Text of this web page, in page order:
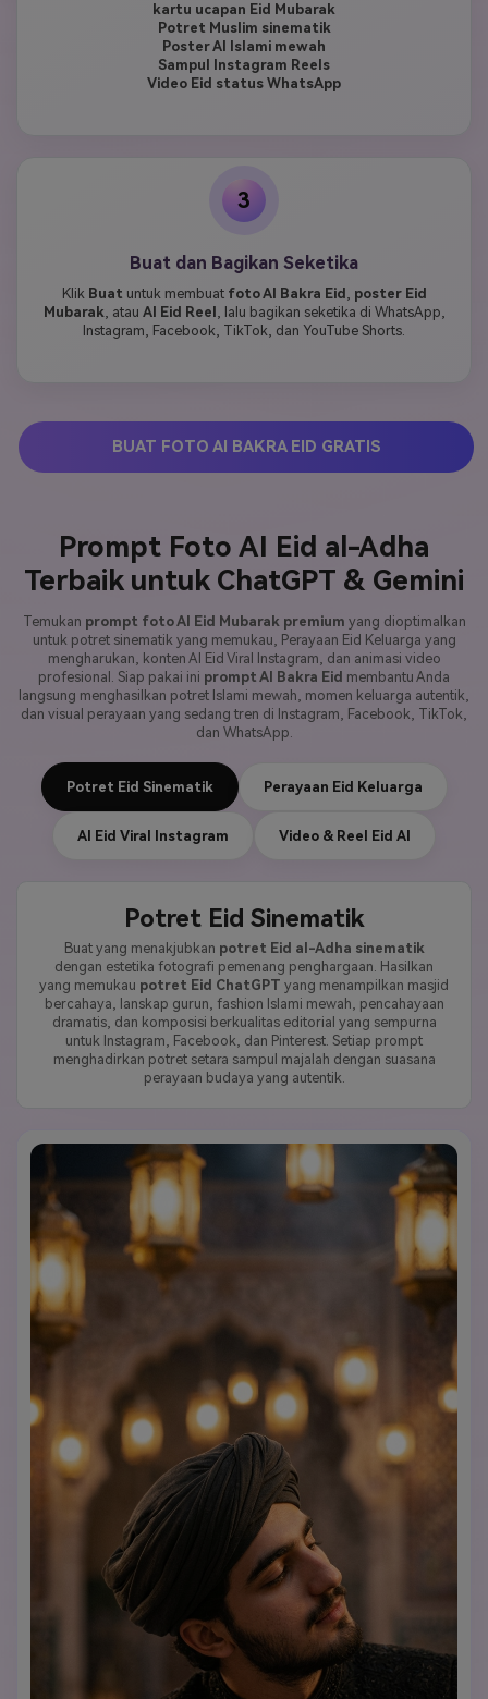
kartu ucapan Eid Mubarak
Potret Muslim sinematik
Poster AI Islami mewah
Sampul Instagram Reels
Video Eid status WhatsApp
3
Buat dan Bagikan Seketika
Klik Buat untuk membuat foto AI Bakra Eid , poster Eid
Mubarak, atau AI Eid Reel , lalu bagikan seketika di WhatsApp,
Instagram, Facebook, TikTok, dan YouTube Shorts.
BUAT FOTO AI BAKRA EID GRATIS
Prompt Foto AI Eid al-Adha
Terbaik untuk ChatGPT & Gemini
Temukan prompt foto AI Eid Mubarak premium yang dioptimalkan
untuk potret sinematik yang memukau, Perayaan Eid Keluarga yang
mengharukan, konten AI Eid Viral Instagram, dan animasi video
profesional. Siap pakai ini prompt AI Bakra Eid membantu Anda
langsung menghasilkan potret Islami mewah, momen keluarga autentik,
dan visual perayaan yang sedang tren di Instagram, Facebook, TikTok,
dan WhatsApp.
Potret Eid Sinematik Perayaan Eid Keluarga
AI Eid Viral Instagram Video & Reel Eid AI
Potret Eid Sinematik
Buat yang menakjubkan potret Eid al-Adha sinematik
dengan estetika fotografi pemenang penghargaan. Hasilkan
yang memukau potret Eid ChatGPT yang menampilkan masjid
bercahaya, lanskap gurun, fashion Islami mewah, pencahayaan
dramatis, dan komposisi berkualitas editorial yang sempurna
untuk Instagram, Facebook, dan Pinterest. Setiap prompt
menghadirkan potret setara sampul majalah dengan suasana
perayaan budaya yang autentik.